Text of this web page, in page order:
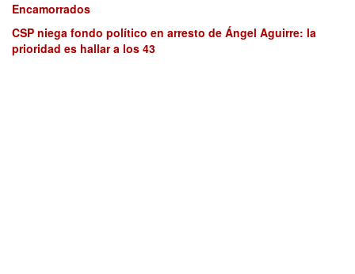
Encamorrados
CSP niega fondo político en arresto de Ángel Aguirre: la
prioridad es hallar a los 43